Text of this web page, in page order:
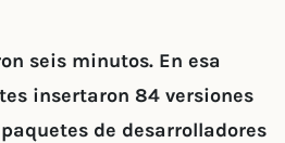
seis minutos. En esa
insertaron 84 versiones
de desarrolladores